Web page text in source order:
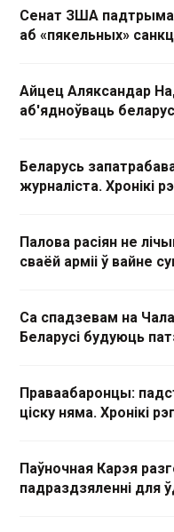
Сенат ЗША
аб «пякельных»
Айцец Аляксандар
аб'ядноўваць
Беларусь
журналіста. Хронікі
Палова расіян не
сваёй арміі ў вайне
Са спадзевам на
Беларусі будуюць
Праваабаронцы:
ціску няма. Хронікі
Паўночная Карэя
падраздзяленні для